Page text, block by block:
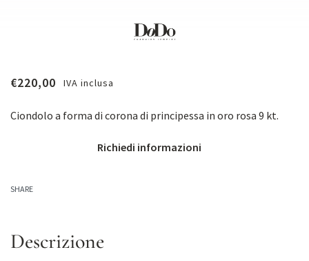
€220,00 IVA inclusa
Ciondolo a forma di corona di principessa in oro rosa 9 kt.
Richiedi informazioni
SHARE
Descrizione